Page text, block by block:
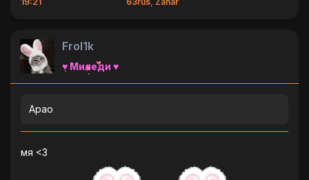
Frol1k
♥ Миледи ♥
Арао
мя <3